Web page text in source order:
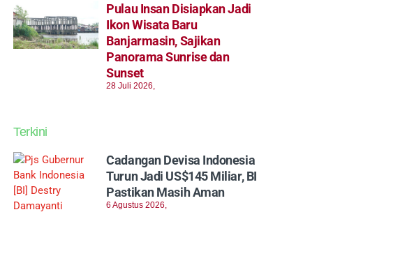
Pulau Insan Disiapkan Jadi
Ikon Wisata Baru
Banjarmasin, Sajikan
Panorama Sunrise dan
Sunset
28 Juli 2026,
Terkini
Cadangan Devisa Indonesia
Turun Jadi US$145 Miliar, BI
Pastikan Masih Aman
6 Agustus 2026,